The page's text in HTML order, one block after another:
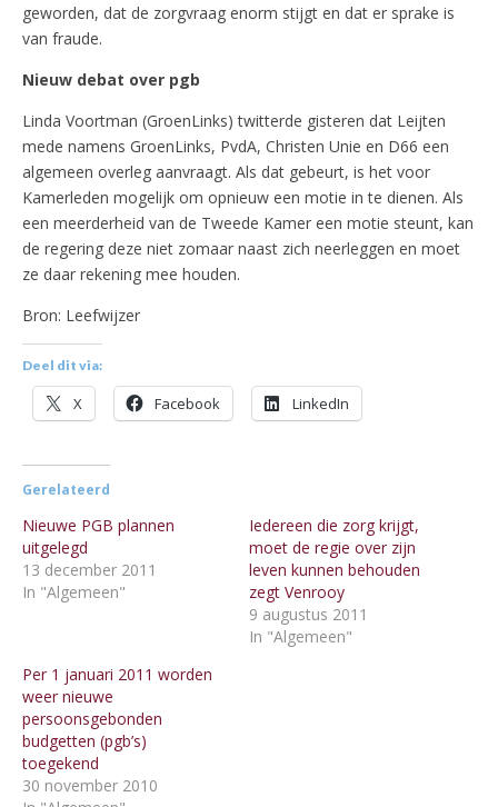
geworden, dat de zorgvraag enorm stijgt en dat er sprake is
van fraude.
Nieuw debat over pgb
Linda Voortman (GroenLinks) twitterde gisteren dat Leijten
mede namens GroenLinks, PvdA, Christen Unie en D66 een
algemeen overleg aanvraagt. Als dat gebeurt, is het voor
Kamerleden mogelijk om opnieuw een motie in te dienen. Als
een meerderheid van de Tweede Kamer een motie steunt, kan
de regering deze niet zomaar naast zich neerleggen en moet
ze daar rekening mee houden.
Bron: Leefwijzer
Deel dit via:
X Facebook LinkedIn
Gerelateerd
Nieuwe PGB plannen
uitgelegd
13 december 2011
In "Algemeen"
Iedereen die zorg krijgt,
moet de regie over zijn
leven kunnen behouden
zegt Venrooy
9 augustus 2011
In "Algemeen"
Per 1 januari 2011 worden
weer nieuwe
persoonsgebonden
budgetten (pgb’s)
toegekend
30 november 2010